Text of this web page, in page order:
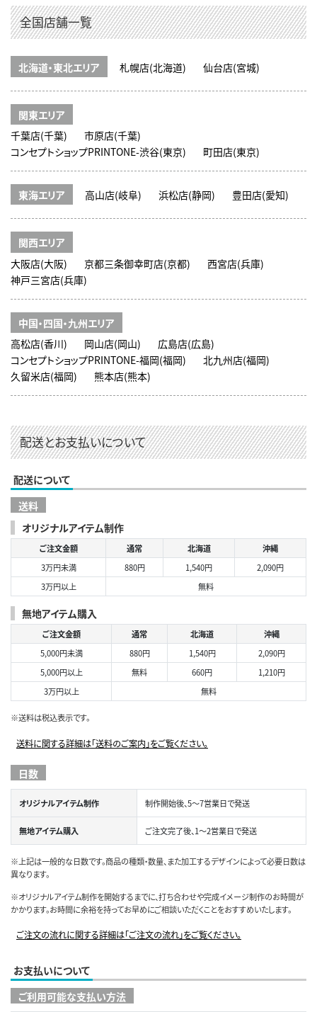
全国店舗一覧
北海道・東北エリア 札幌店(北海道) 仙台店(宮城)
関東エリア
千葉店(千葉)
市原店(千葉)
コンセプトショップPRINTONE-渋谷(東京)
町田店(東京)
東海エリア 高山店(岐阜) 浜松店(静岡) 豊田店(愛知)
関西エリア
大阪店(大阪)
京都三条御幸町店(京都)
西宮店(兵庫)
神戸三宮店(兵庫)
中国・四国・九州エリア
高松店(香川)
岡山店(岡山)
広島店(広島)
コンセプトショップPRINTONE-福岡(福岡)
北九州店(福岡)
久留米店(福岡)
熊本店(熊本)
配送とお支払いについて
配送について
送料
オリジナルアイテム制作
ご注文金額 通常 北海道
沖縄
3万円未満
880円 1,540円
2,090円
3万円以上
無料
無地アイテム購入
ご注文金額 通常 北海道
沖縄
5,000円未満
880円 1,540円
2,090円
5,000円以上
無料 660円
1,210円
3万円以上
無料
※送料は税込表示です。
送料に関する詳細は「送料のご案内」をご覧ください。
日数
オリジナルアイテム制作 制作開始後、5～7営業日で発送
無地アイテム購入 ご注文完了後、1～2営業日で発送
※上記は一般的な日数です。商品の種類・数量、また加工するデザインによって必要日数は
異なります。
※オリジナルアイテム制作を開始するまでに、打ち合わせや完成イメージ制作のお時間が
かかります。お時間に余裕を持ってお早めにご相談いただくことをおすすめいたします。
ご注文の流れに関する詳細は「ご注文の流れ」をご覧ください。
お支払いについて
ご利用可能な支払い方法